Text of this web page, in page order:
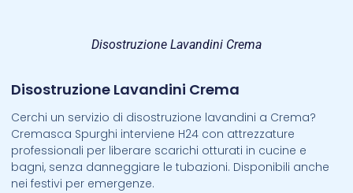
Disostruzione Lavandini Crema
Disostruzione Lavandini Crema
Cerchi un servizio di disostruzione lavandini a Crema?
Cremasca Spurghi interviene H24 con attrezzature
professionali per liberare scarichi otturati in cucine e
bagni, senza danneggiare le tubazioni. Disponibili anche
nei festivi per emergenze.